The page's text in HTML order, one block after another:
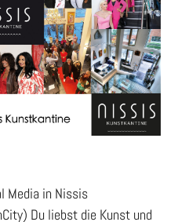
Media in Nissis
Du liebst die Kunst und